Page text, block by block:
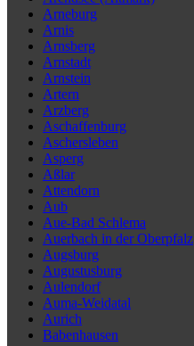
Arneburg
Arnis
Arnsberg
Arnstadt
Arnstein
Artern
Arzberg
Aschaffenburg
Aschersleben
Asperg
Aßlar
Attendorn
Aub
Aue-Bad Schlema
Auerbach in der Oberpfalz
Augsburg
Augustusburg
Aulendorf
Auma-Weidatal
Aurich
Babenhausen